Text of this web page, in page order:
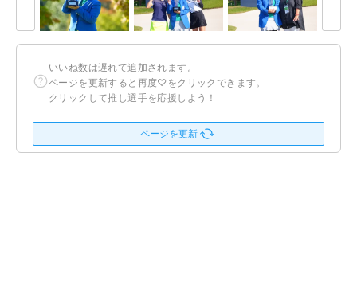
いいね数は遅れて追加されます。
ページを更新すると再度♡をクリックできます。
クリックして推し選手を応援しよう！
ページを更新